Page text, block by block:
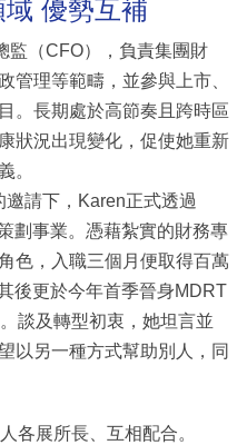
優勢互補
監（CFO），負責集團財
管理等範疇，並參與上市、
。長期處於高節奏且跨時區
狀況出現變化，促使她重新
。
請下，Karen正式透過
劃事業。憑藉紮實的財務專
色，入職三個月便取得百萬
後更於今年首季晉身MDRT
談及轉型初衷，她坦言並
以另一種方式幫助別人，同
各展所長、互相配合。